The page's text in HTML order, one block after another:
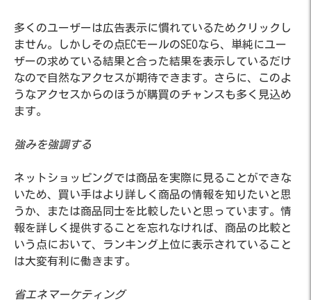
多くのユーザーは広告表示に慣れているためクリックし
ません。しかしその点ECモールのSEOなら、単純にユー
ザーの求めている結果と合った結果を表示しているだけ
なので自然なアクセスが期待できます。さらに、このよ
うなアクセスからのほうが購買のチャンスも多く見込め
ます。
強みを強調する
ネットショッピングでは商品を実際に見ることができな
いため、買い手はより詳しく商品の情報を知りたいと思
うか、または商品同士を比較したいと思っています。情
報を詳しく提供することを忘れなければ、商品の比較と
いう点において、ランキング上位に表示されていること
は大変有利に働きます。
省エネマーケティング